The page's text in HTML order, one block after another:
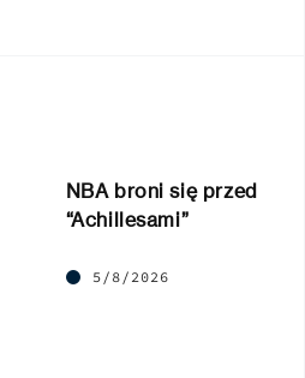
NBA broni się przed
“Achillesami”
5/8/2026